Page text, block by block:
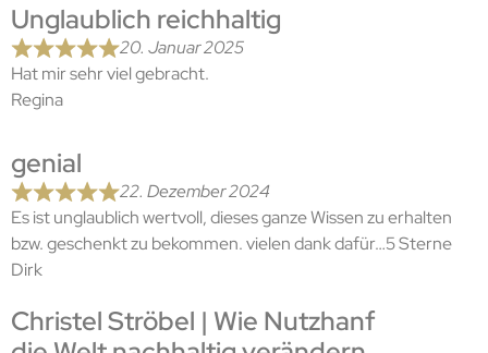
Unglaublich reichhaltig
20. Januar 2025
Hat mir sehr viel gebracht.
Regina
genial
22. Dezember 2024
Es ist unglaublich wertvoll, dieses ganze Wissen zu erhalten
bzw. geschenkt zu bekommen. vielen dank dafür…5 Sterne
Dirk
Christel Ströbel | Wie Nutzhanf